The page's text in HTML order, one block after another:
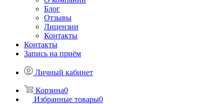
Блог
Отзывы
Лицензии
Контакты
Контакты
Запись на приём
Личный кабинет
Корзина0
Избранные товары0